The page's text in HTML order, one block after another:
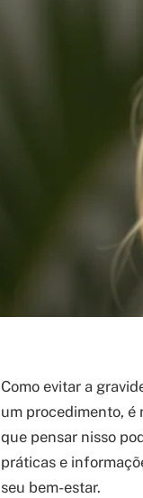
Como evitar a
um procedimento, é
que pensar nisso
práticas e
seu bem-estar.